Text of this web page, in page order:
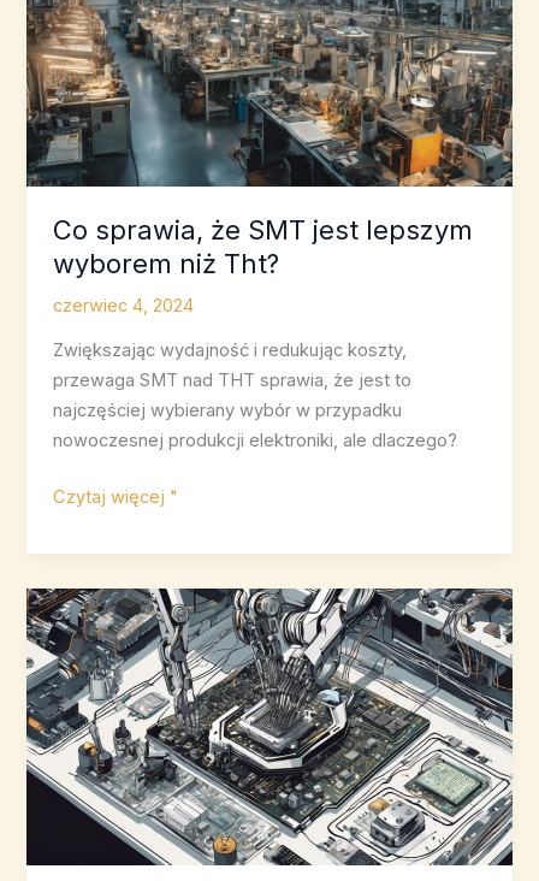
Co sprawia, że SMT jest lepszym
wyborem niż Tht?
czerwiec 4, 2024
Zwiększając wydajność i redukując koszty,
przewaga SMT nad THT sprawia, że jest to
najczęściej wybierany wybór w przypadku
nowoczesnej produkcji elektroniki, ale dlaczego?
Co
że
SMT
jest
lepszym
wyborem
niż
Tht?
Czytaj więcej "